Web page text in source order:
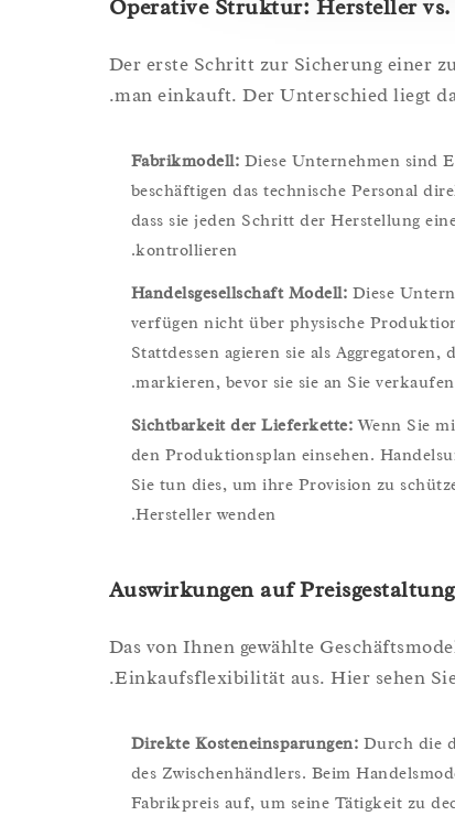
Operative Struktur: Hersteller
Der erste Schritt zur Sicherung einer
man einkauft. Der Unterschied liegt
Fabrikmodell: Diese Unternehmen sind
beschäftigen das technische Personal
dass sie jeden Schritt der Herstellung
kontrollieren.
Handelsgesellschaft Modell: Diese
verfügen nicht über physische
Stattdessen agieren sie als
markieren, bevor sie sie an Sie verkaufen.
Sichtbarkeit der Lieferkette: Wenn Sie
den Produktionsplan einsehen.
Sie tun dies, um ihre Provision zu
Hersteller wenden.
Auswirkungen auf
Das von Ihnen gewählte
Einkaufsflexibilität aus. Hier sehen
Direkte Kosteneinsparungen: Durch die
des Zwischenhändlers. Beim
Fabrikpreis auf, um seine Tätigkeit zu